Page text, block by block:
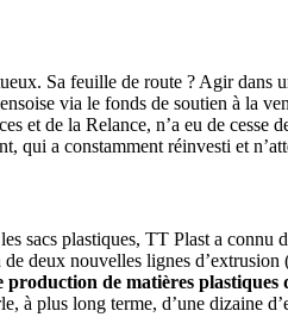
Sa feuille de route ? Agir
via le fonds de soutien à la
et de la Relance, n’a eu de
qui a constamment réinvesti et
sacs plastiques, TT Plast a
deux nouvelles lignes
production de matières plastiques
à plus long terme, d’une dizaine